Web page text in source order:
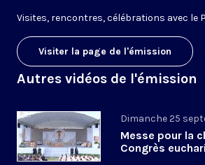
Visites, rencontres, célébrations avec le
Visiter la page de l'émission
Autres vidéos de l'émission
Dimanche 25
Messe pour la
Congrès